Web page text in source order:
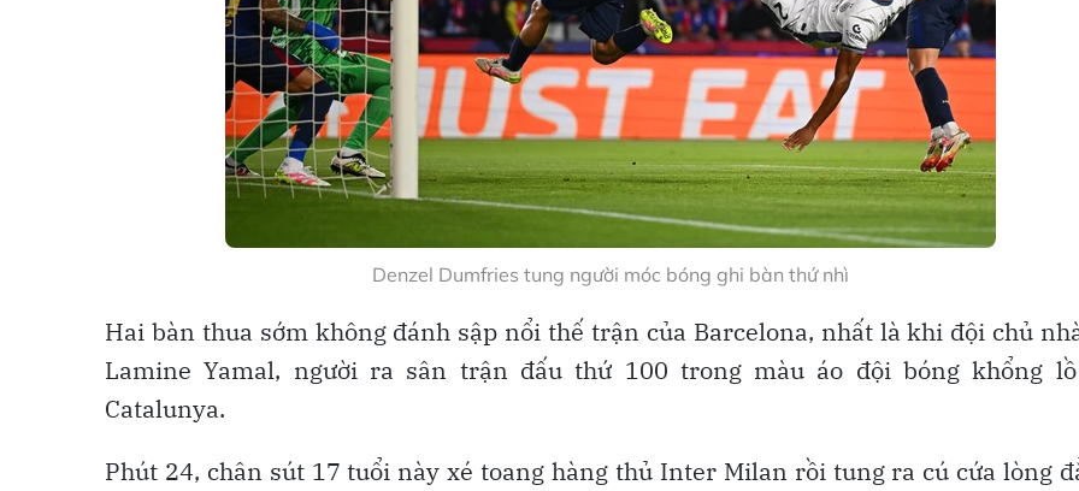
Denzel Dumfries tung người móc bóng ghi bàn thứ nhì
Hai bàn thua sớm không đánh sập nổi thế trận của Barcelona, nhất là khi đội chủ
Lamine Yamal, người ra sân trận đấu thứ 100 trong màu áo đội bóng khổng
Catalunya.
Phút 24, chân sút 17 tuổi này xé toang hàng thủ Inter Milan rồi tung ra cú cứa lòng